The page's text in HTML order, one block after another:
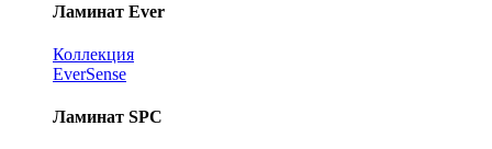
Ламинат Ever
Коллекция
EverSense
Ламинат SPC